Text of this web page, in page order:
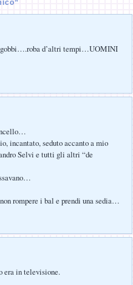
gobbi….roba d’altri tempi…UOMINI
incantato, seduto accanto a mio
Selvi e tutti gli altri “de
rompere i bal e prendi una sedia…
era in televisione.